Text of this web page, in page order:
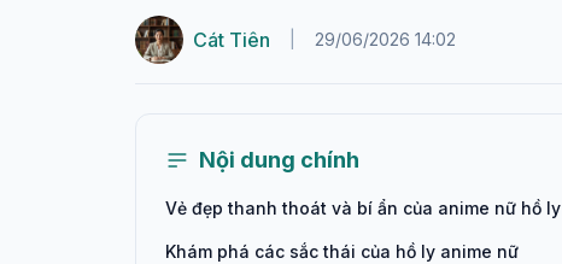
Cát Tiên 29/06/2026 14:02
Nội dung chính
Vẻ đẹp thanh thoát và bí ẩn của anime nữ hồ ly
Khám phá các sắc thái của hồ ly anime nữ